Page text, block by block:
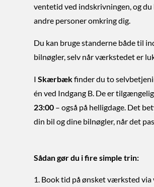
ventetid ved indskrivningen, og
andre personer omkring dig.
Du kan bruge standerne både til
bilnøgler, selv når værkstedet er
ISkærbækfinder du to
én ved Indgang B. De er
23:00 – også på helligdage. Det
din bil og dine bilnøgler, når det
Sådan gør du i fire simple trin:
Book tid på ønsket værksted via